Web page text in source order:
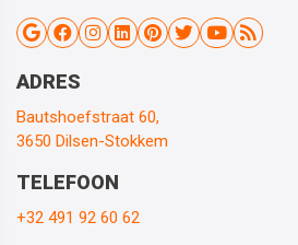
ADRES
Bautshoefstraat 60,
3650 Dilsen-Stokkem
TELEFOON
+32 491 92 60 62